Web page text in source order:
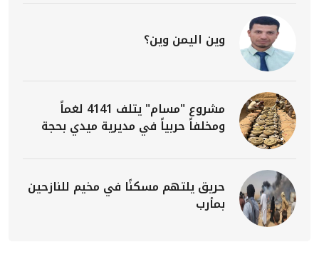
وين اليمن وين؟
مشروع "مسام" يتلف 4141 لغماً
ومخلفاً حربياً في مديرية ميدي بحجة
حريق يلتهم مسكنًا في مخيم للنازحين
بمأرب